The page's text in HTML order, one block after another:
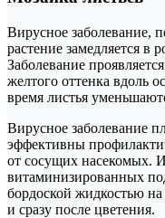
Вирусное заболевание,
растение замедляется в
Заболевание
желтого оттенка вдоль
время листья
Вирусное заболевание
эффективны
от сосущих насекомых.
витаминизированных
бордоской жидкостью на
и сразу после цветения.